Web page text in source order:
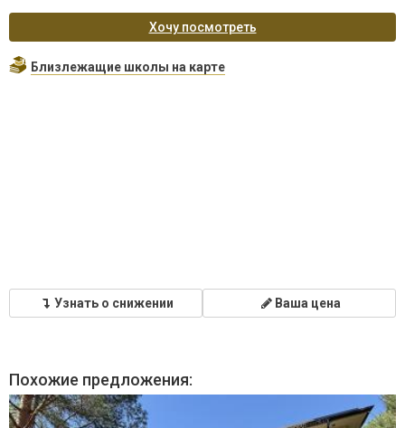
Хочу посмотреть
Близлежащие школы на карте
Узнать о снижении Ваша цена
Похожие предложения: